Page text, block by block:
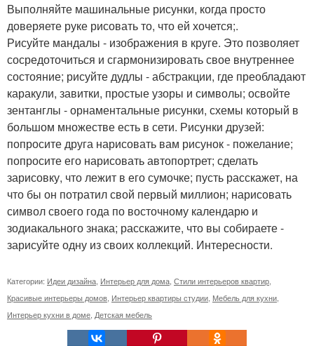
Выполняйте машинальные рисунки, когда просто
доверяете руке рисовать то, что ей хочется;.
Рисуйте мандалы - изображения в круге. Это позволяет
сосредоточиться и сгармонизировать свое внутреннее
состояние; рисуйте дудлы - абстракции, где преобладают
каракули, завитки, простые узоры и символы; освойте
зентанглы - орнаментальные рисунки, схемы который в
большом множестве есть в сети. Рисунки друзей:
попросите друга нарисовать вам рисунок - пожелание;
попросите его нарисовать автопортрет; сделать
зарисовку, что лежит в его сумочке; пусть расскажет, на
что бы он потратил свой первый миллион; нарисовать
символ своего года по восточному календарю и
зодиакального знака; расскажите, что вы собираете -
зарисуйте одну из своих коллекций. Интересности.
Категории: Идеи дизайна, Интерьер для дома, Стили интерьеров квартир,
Красивые интерьеры домов, Интерьер квартиры студии, Мебель для кухни,
Интерьер кухни в доме, Детская мебель